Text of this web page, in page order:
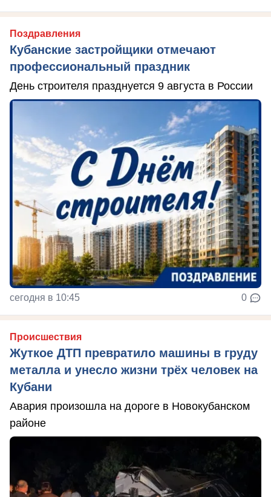
Поздравления
Кубанские застройщики отмечают
профессиональный праздник
День строителя празднуется 9 августа в России
сегодня в 10:45 0
Происшествия
Жуткое ДТП превратило машины в груду
металла и унесло жизни трёх человек на
Кубани
Авария произошла на дороге в Новокубанском
районе